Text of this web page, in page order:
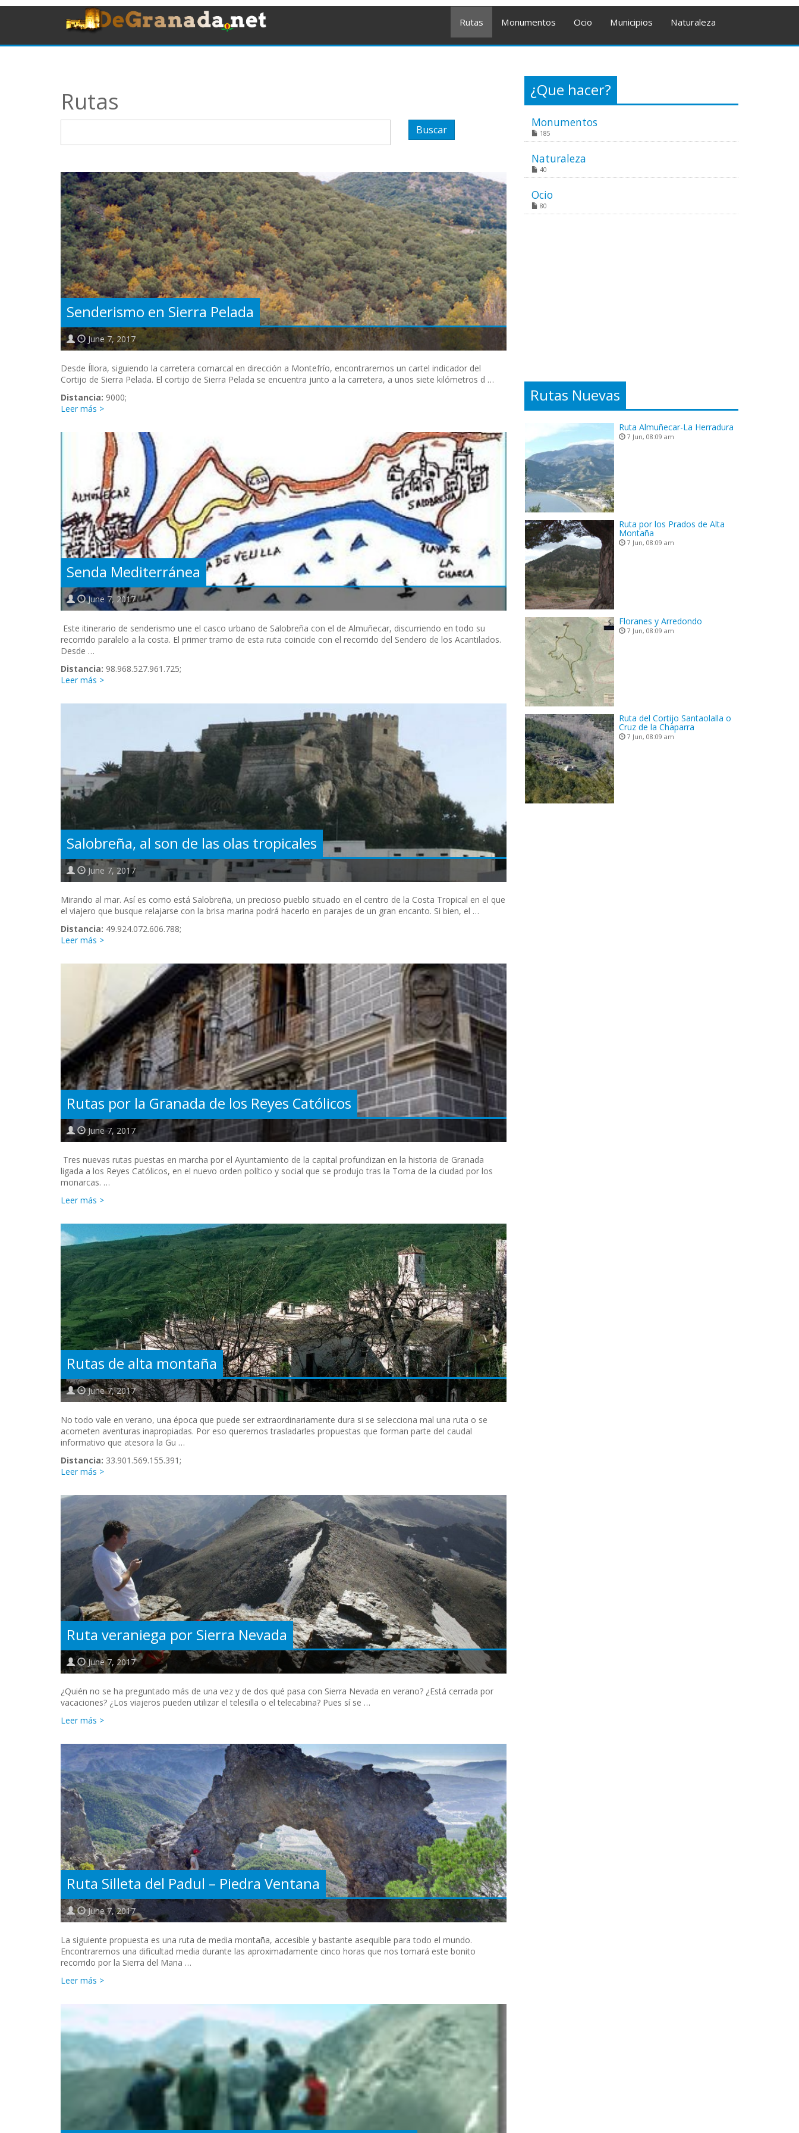
Rutas Monumentos Ocio Municipios Naturaleza
Rutas
Senderismo en Sierra Pelada
June 7, 2017
Desde Íllora, siguiendo la carretera comarcal en dirección a Montefrío, encontraremos un cartel indicador del
Cortijo de Sierra Pelada. El cortijo de Sierra Pelada se encuentra junto a la carretera, a unos siete kilómetros d …
Distancia: 9000;
Leer más >
Senda Mediterránea
June 7, 2017
Este itinerario de senderismo une el casco urbano de Salobreña con el de Almuñecar, discurriendo en todo su
recorrido paralelo a la costa. El primer tramo de esta ruta coincide con el recorrido del Sendero de los Acantilados.
Desde …
Distancia: 98.968.527.961.725;
Leer más >
Salobreña, al son de las olas tropicales
June 7, 2017
Mirando al mar. Así es como está Salobreña, un precioso pueblo situado en el centro de la Costa Tropical en el que
el viajero que busque relajarse con la brisa marina podrá hacerlo en parajes de un gran encanto. Si bien, el …
Distancia: 49.924.072.606.788;
Leer más >
Rutas por la Granada de los Reyes Católicos
June 7, 2017
Tres nuevas rutas puestas en marcha por el Ayuntamiento de la capital profundizan en la historia de Granada
ligada a los Reyes Católicos, en el nuevo orden político y social que se produjo tras la Toma de la ciudad por los
monarcas. …
Leer más >
Rutas de alta montaña
June 7, 2017
No todo vale en verano, una época que puede ser extraordinariamente dura si se selecciona mal una ruta o se
acometen aventuras inapropiadas. Por eso queremos trasladarles propuestas que forman parte del caudal
informativo que atesora la Gu …
Distancia: 33.901.569.155.391;
Leer más >
Ruta veraniega por Sierra Nevada
June 7, 2017
¿Quién no se ha preguntado más de una vez y de dos qué pasa con Sierra Nevada en verano? ¿Está cerrada por
vacaciones? ¿Los viajeros pueden utilizar el telesilla o el telecabina? Pues sí se …
Leer más >
Ruta Silleta del Padul – Piedra Ventana
June 7, 2017
La siguiente propuesta es una ruta de media montaña, accesible y bastante asequible para todo el mundo.
Encontraremos una dificultad media durante las aproximadamente cinco horas que nos tomará este bonito
recorrido por la Sierra del Mana …
Leer más >
¿Que hacer?
Monumentos
185
Naturaleza
40
Ocio
80
Rutas Nuevas
Ruta Almuñecar-La Herradura
7 Jun, 08:09 am
Ruta por los Prados de Alta
Montaña
7 Jun, 08:09 am
Floranes y Arredondo
7 Jun, 08:09 am
Ruta del Cortijo Santaolalla o
Cruz de la Chaparra
7 Jun, 08:09 am